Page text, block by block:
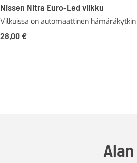
Nissen Nitra Euro-Led vilkku
Vilkuissa on automaattinen hämäräkytkin
28,00 €